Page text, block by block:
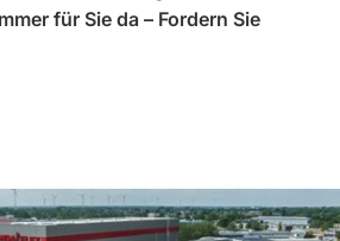
für Sie da – Fordern Sie